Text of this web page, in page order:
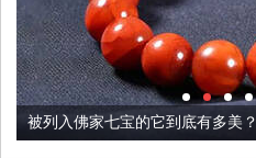
被列入佛家七宝的它到底有多美？